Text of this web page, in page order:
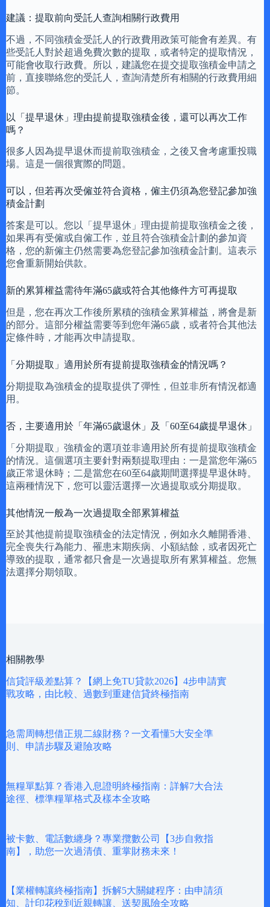
建議：提取前向受託人查詢相關行政費用
不過，不同強積金受託人的行政費用政策可能會有差異。有
些受託人對於超過免費次數的提取，或者特定的提取情況，
可能會收取行政費。所以，建議您在提交提取強積金申請之
前，直接聯絡您的受託人，查詢清楚所有相關的行政費用細
節。
以「提早退休」理由提前提取強積金後，還可以再次工作
嗎？
很多人因為提早退休而提前取強積金，之後又會考慮重投職
場。這是一個很實際的問題。
可以，但若再次受僱並符合資格，僱主仍須為您登記參加強
積金計劃
答案是可以。您以「提早退休」理由提前提取強積金之後，
如果再有受僱或自僱工作，並且符合強積金計劃的參加資
格，您的新僱主仍然需要為您登記參加強積金計劃。這表示
您會重新開始供款。
新的累算權益需待年滿65歲或符合其他條件方可再提取
但是，您在再次工作後所累積的強積金累算權益，將會是新
的部分。這部分權益需要等到您年滿65歲，或者符合其他法
定條件時，才能再次申請提取。
「分期提取」適用於所有提前提取強積金的情況嗎？
分期提取為強積金的提取提供了彈性，但並非所有情況都適
用。
否，主要適用於「年滿65歲退休」及「60至64歲提早退休」
「分期提取」強積金的選項並非適用於所有提前提取強積金
的情況。這個選項主要針對兩類提取理由：一是當您年滿65
歲正常退休時；二是當您在60至64歲期間選擇提早退休時。
這兩種情況下，您可以靈活選擇一次過提取或分期提取。
其他情況一般為一次過提取全部累算權益
至於其他提前提取強積金的法定情況，例如永久離開香港、
完全喪失行為能力、罹患末期疾病、小額結餘，或者因死亡
導致的提取，通常都只會是一次過提取所有累算權益。您無
法選擇分期領取。
相關教學
信貸評級差點算？【網上免TU貸款2026】4步申請實
戰攻略，由比較、過數到重建信貸終極指南
急需周轉想借正規二線財務？一文看懂5大安全準
則、申請步驟及避險攻略
無糧單點算？香港入息證明終極指南：詳解7大合法
途徑、標準糧單格式及樣本全攻略
被卡數、電話數纏身？專業攬數公司【3步自救指
南】，助您一次過清債、重掌財務未來！
【業權轉讓終極指南】拆解5大關鍵程序：由申請須
知、計印花稅到近親轉讓、送契風險全攻略